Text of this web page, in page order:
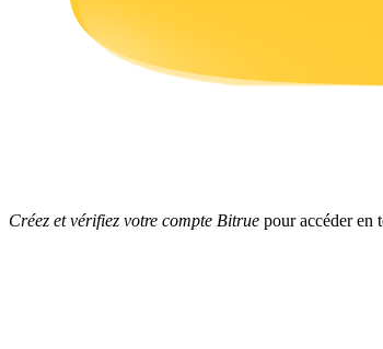
Cochon de puissance
Gagnez quotidiennement des récompenses
Créez et vérifiez votre compte Bitrue pour accéder en